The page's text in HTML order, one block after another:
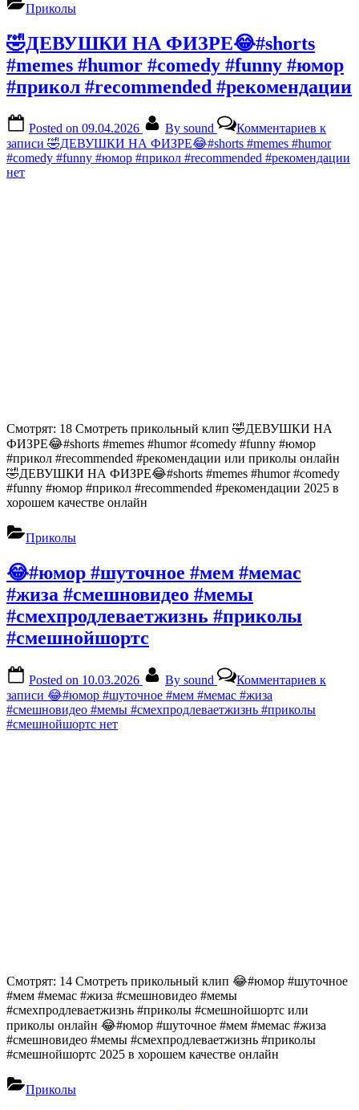
Приколы
🤣ДЕВУШКИ НА ФИЗРЕ😂#shorts
#memes #humor #comedy #funny #юмор
#прикол #recommended #рекомендации
Posted on 09.04.2026 By sound Комментариев к
записи 🤣ДЕВУШКИ НА ФИЗРЕ😂#shorts #memes #humor
#comedy #funny #юмор #прикол #recommended #рекомендации
нет
Смотрят: 18 Смотреть прикольный клип 🤣ДЕВУШКИ НА
ФИЗРЕ😂#shorts #memes #humor #comedy #funny #юмор
#прикол #recommended #рекомендации или приколы онлайн
🤣ДЕВУШКИ НА ФИЗРЕ😂#shorts #memes #humor #comedy
#funny #юмор #прикол #recommended #рекомендации 2025 в
хорошем качестве онлайн
Приколы
😂#юмор #шуточное #мем #мемас
#жиза #смешновидео #мемы
#смехпродлеваетжизнь #приколы
#смешнойшортс
Posted on 10.03.2026 By sound Комментариев к
записи 😂#юмор #шуточное #мем #мемас #жиза
#смешновидео #мемы #смехпродлеваетжизнь #приколы
#смешнойшортс нет
Смотрят: 14 Смотреть прикольный клип 😂#юмор #шуточное
#мем #мемас #жиза #смешновидео #мемы
#смехпродлеваетжизнь #приколы #смешнойшортс или
приколы онлайн 😂#юмор #шуточное #мем #мемас #жиза
#смешновидео #мемы #смехпродлеваетжизнь #приколы
#смешнойшортс 2025 в хорошем качестве онлайн
Приколы